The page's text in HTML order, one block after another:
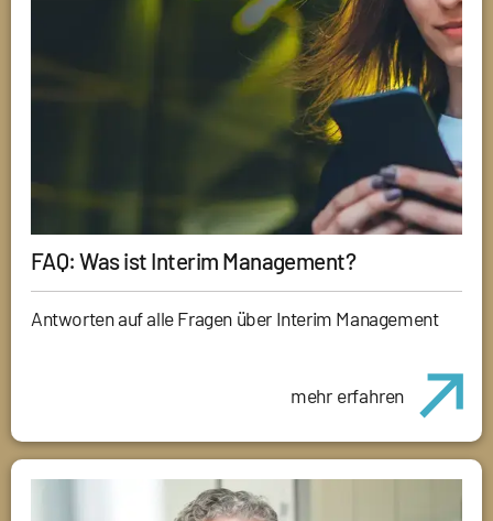
FAQ: Was ist Interim Management?
Antworten auf alle Fragen über Interim Management
mehr erfahren